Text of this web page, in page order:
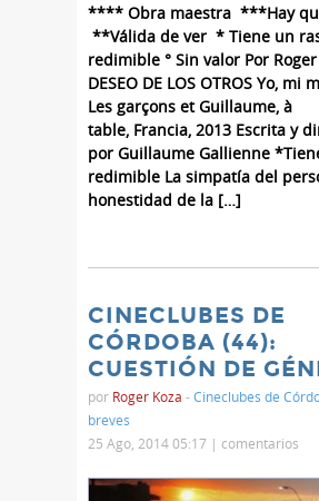
**** Obra maestra ***Hay
**Válida de ver * Tiene un
redimible ° Sin valor Por Roger
DESEO DE LOS OTROS Yo, mi
Les garçons et Guillaume, à
table, Francia, 2013 Escrita y
por Guillaume Gallienne
redimible La simpatía del
honestidad de la […]
CINECLUBES DE
CÓRDOBA (44):
CUESTIÓN DE
por Roger Koza -Cineclubes de
breves
25 Ago, 2014 05:17 | comentarios